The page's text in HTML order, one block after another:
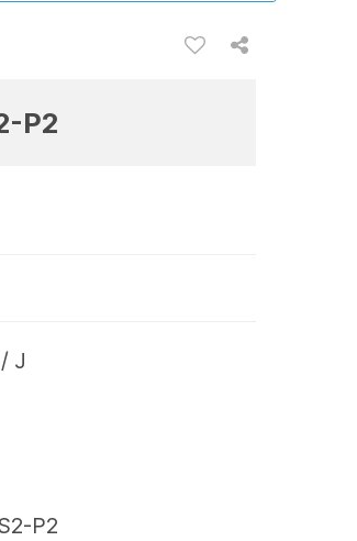
P2
J
P2